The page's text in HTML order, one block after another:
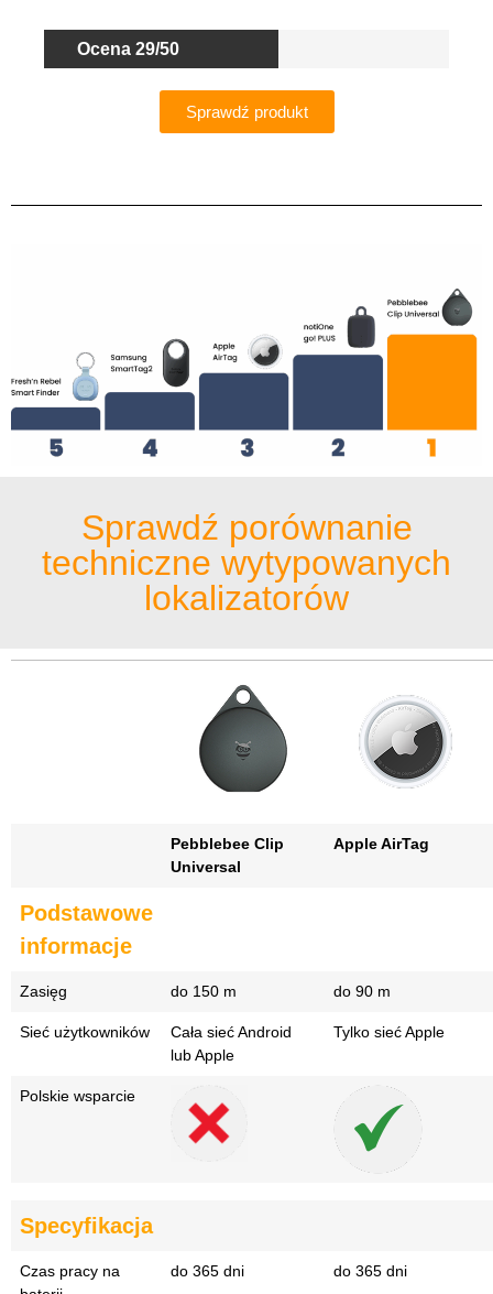
Ocena 29/50
Sprawdź produkt
Sprawdź porównanie
techniczne wytypowanych
lokalizatorów
Pebblebee Clip
Universal
Apple AirTag
Podstawowe
informacje
Zasięg do 150 m do 90 m
Sieć użytkowników
Cała sieć Android
lub Apple
Tylko sieć Apple
Polskie wsparcie
Specyfikacja
Czas pracy na
do 365 dni do 365 dni